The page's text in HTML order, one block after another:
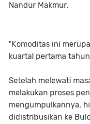
Nandur Makmur.
"Komoditas ini
kuartal pertama
Setelah melewati
melakukan proses
mengumpulkannya,
didistribusikan ke